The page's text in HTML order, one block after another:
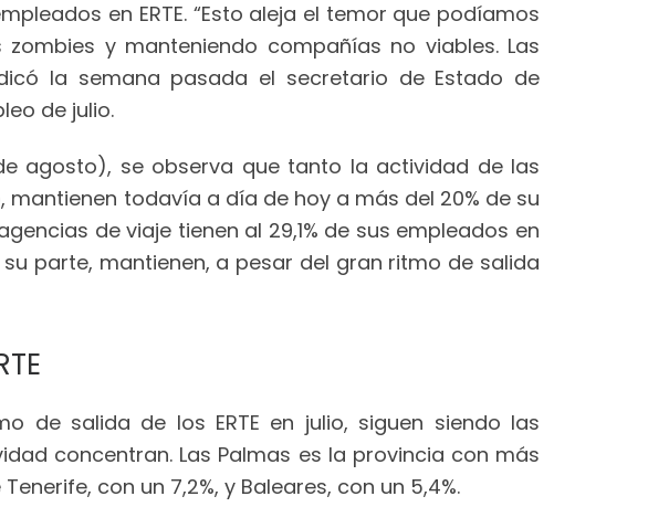
en ERTE. “Esto aleja el temor que podíamos
y manteniendo compañías no viables. Las
la semana pasada el secretario de Estado de
de julio.
agosto), se observa que tanto la actividad de las
todavía a día de hoy a más del 20% de su
de viaje tienen al 29,1% de sus empleados en
su parte, mantienen, a pesar del gran ritmo de salida
de salida de los ERTE en julio, siguen siendo las
concentran. Las Palmas es la provincia con más
con un 7,2%, y Baleares, con un 5,4%.